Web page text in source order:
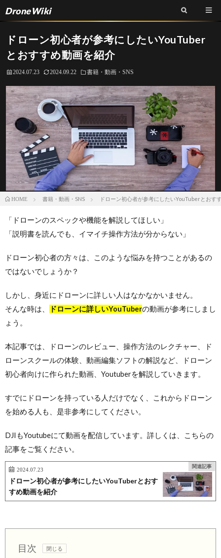
DroneWiki
ドローン初心者が参考にしたいYouTuber
とおすすめ動画を紹介
2024.07.23 2024.09.22 書籍・動画・SNS
HOME 書籍・動画・SNS ドローン初心者が参考にしたいYouTuberとおす
「ドローンのスペックや機能を解説してほしい」
「説明書を読んでも、イマイチ操作方法が分からない」
ドローン初心者の方々は、このような悩みを持つことがあるの
ではないでしょうか？
しかし、身近にドローンに詳しい人はなかなかいません。
そんな時は、
ドローンに詳しいYouTuberの動画が参考にしまし
ょう。
本記事では、ドローンのレビュー、操作方法のレクチャー、ド
ローンスクールの体験、動画編集ソフトの解説など、ドローン
初心者向けに作られた動画、Youtuberを解説していきます。
すでにドローンを持っている人だけでなく、これからドローン
を始める人も、是非参考にしてください。
DJIもYoutubeにて動画を配信しています。詳しくは、こちらの
記事をご覧ください。
関連記事
2024.07.23
ドローン初心者が参考にしたいYouTuberとおす
すめ動画を紹介
目次